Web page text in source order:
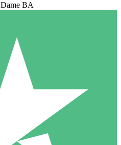
Dame BA